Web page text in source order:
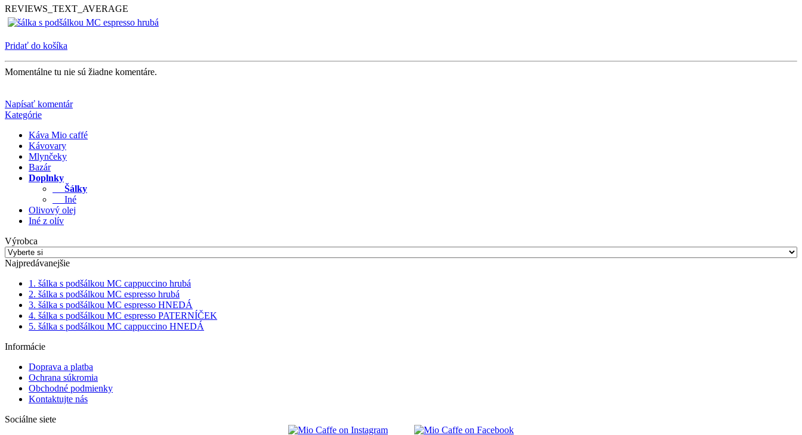
REVIEWS_TEXT_AVERAGE
Pridať do košíka
Momentálne tu nie sú žiadne komentáre.
Napísať komentár
Kategórie
Káva Mio caffé
Kávovary
Mlynčeky
Bazár
Doplnky
Šálky
Iné
Olivový olej
Iné z olív
Výrobca
Najpredávanejšie
1. šálka s podšálkou MC cappuccino hrubá
2. šálka s podšálkou MC espresso hrubá
3. šálka s podšálkou MC espresso HNEDÁ
4. šálka s podšálkou MC espresso PATERNÍČEK
5. šálka s podšálkou MC cappuccino HNEDÁ
Informácie
Doprava a platba
Ochrana súkromia
Obchodné podmienky
Kontaktujte nás
Sociálne siete